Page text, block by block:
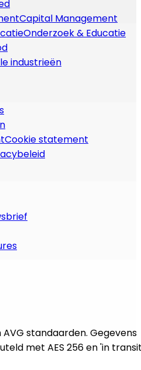
Capital Management
Onderzoek & Educatie
industrieën
Cookie statement
AVG standaarden. Gegevens
met AES 256 en 'in